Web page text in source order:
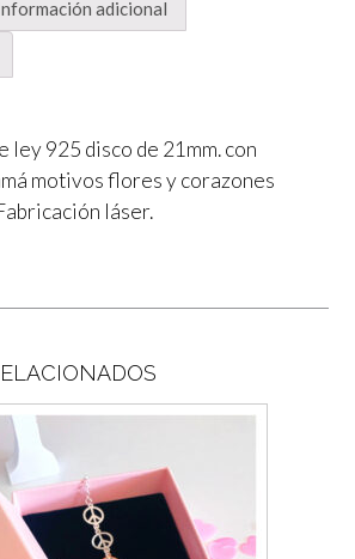
adicional
ley 925 disco de 21mm. con
motivos flores y corazones
láser.